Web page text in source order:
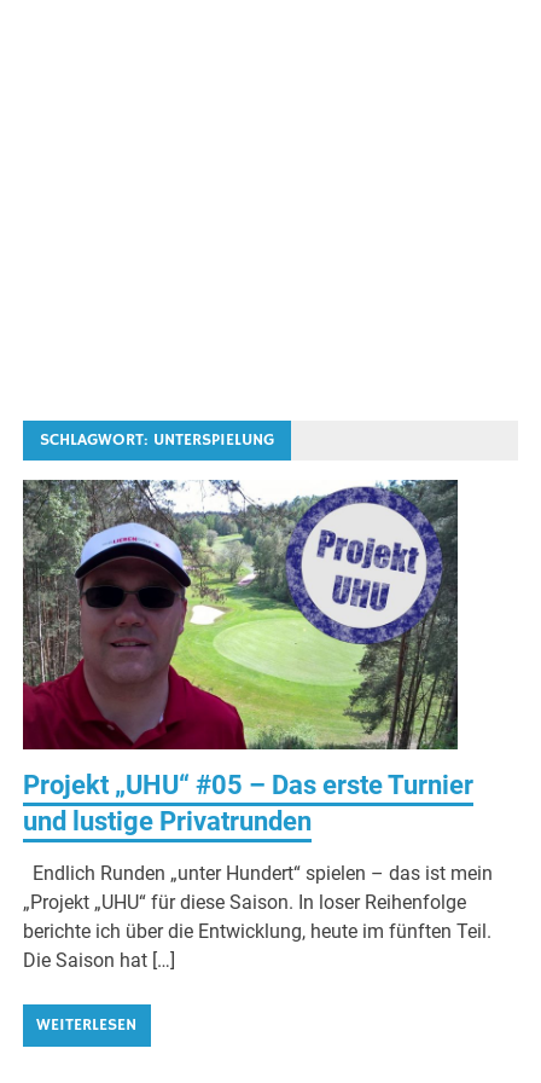
SCHLAGWORT: UNTERSPIELUNG
Projekt „UHU“ #05 – Das erste Turnier
und lustige Privatrunden
Endlich Runden „unter Hundert“ spielen – das ist mein
„Projekt „UHU“ für diese Saison. In loser Reihenfolge
berichte ich über die Entwicklung, heute im fünften Teil.
Die Saison hat […]
WEITERLESEN